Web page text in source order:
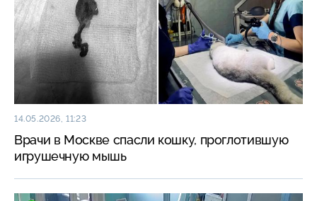
14.05.2026, 11:23
Врачи в Москве спасли кошку, проглотившую
игрушечную мышь